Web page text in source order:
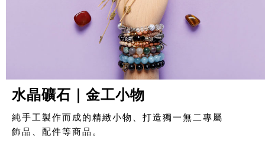
水晶礦石｜金工小物
純手工製作而成的精緻小物、打造獨一無二專屬
飾品、配件等商品。